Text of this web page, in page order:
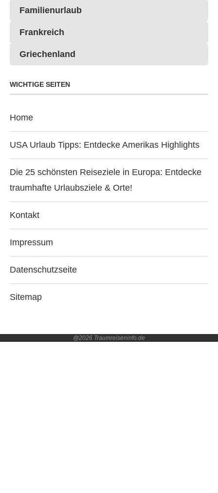
Familienurlaub
Frankreich
Griechenland
WICHTIGE SEITEN
Home
USA Urlaub Tipps: Entdecke Amerikas Highlights
Die 25 schönsten Reiseziele in Europa: Entdecke
traumhafte Urlaubsziele & Orte!
Kontakt
Impressum
Datenschutzseite
Sitemap
@2026 Traumreiseninfo.de